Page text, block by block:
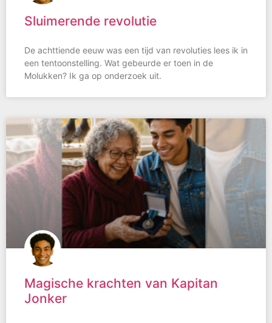
Sluimerende revolutie
De achttiende eeuw was een tijd van revoluties lees ik in
een tentoonstelling. Wat gebeurde er toen in de
Molukken? Ik ga op onderzoek uit.
Magische krachten van Kapitan
Jonker